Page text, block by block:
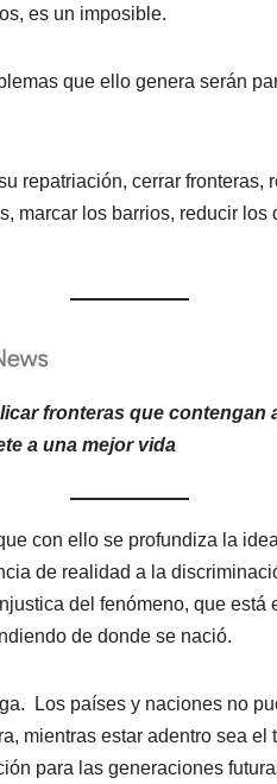
es un imposible.
que ello genera serán
repatriación, cerrar fronteras,
marcar los barrios, reducir
fronteras que contengan
a una mejor vida
con ello se profundiza la
de realidad a la
del fenómeno, que está
de donde se nació.
Los países y naciones no
mientras estar adentro sea
para las generaciones